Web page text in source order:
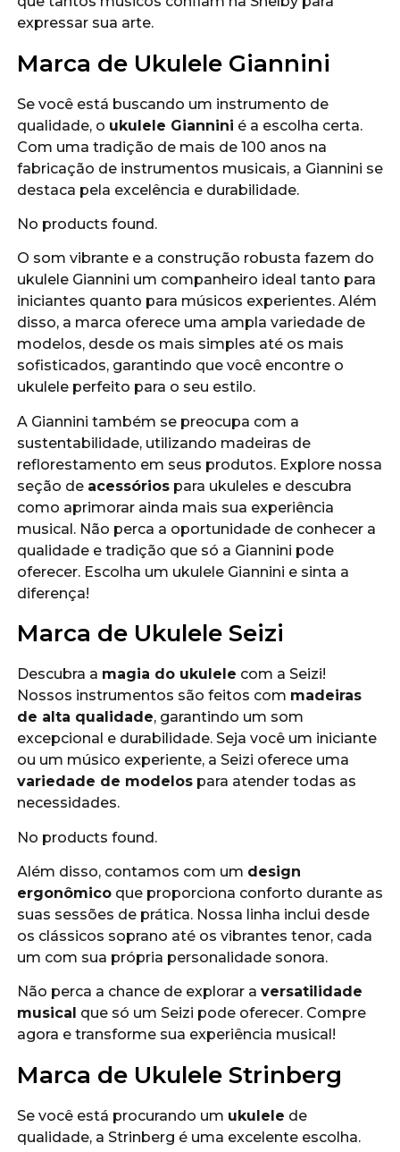
expressar sua arte.
Marca de Ukulele Giannini
Se você está buscando um instrumento de
qualidade, o ukulele Giannini é a escolha certa.
Com uma tradição de mais de 100 anos na
fabricação de instrumentos musicais, a Giannini se
destaca pela excelência e durabilidade.
No products found.
O som vibrante e a construção robusta fazem do
ukulele Giannini um companheiro ideal tanto para
iniciantes quanto para músicos experientes. Além
disso, a marca oferece uma ampla variedade de
modelos, desde os mais simples até os mais
sofisticados, garantindo que você encontre o
ukulele perfeito para o seu estilo.
A Giannini também se preocupa com a
sustentabilidade, utilizando madeiras de
reflorestamento em seus produtos. Explore nossa
seção de acessóriospara ukuleles e descubra
como aprimorar ainda mais sua experiência
musical. Não perca a oportunidade de conhecer a
qualidade e tradição que só a Giannini pode
oferecer. Escolha um ukulele Giannini e sinta a
diferença!
Marca de Ukulele Seizi
Descubra a magia do ukulele com a Seizi!
Nossos instrumentos são feitos com madeiras
de alta qualidade, garantindo um som
excepcional e durabilidade. Seja você um iniciante
ou um músico experiente, a Seizi oferece uma
variedade de modelospara atender todas as
necessidades.
No products found.
Além disso, contamos com um design
ergonômicoque proporciona conforto durante as
suas sessões de prática. Nossa linha inclui desde
os clássicos soprano até os vibrantes tenor, cada
um com sua própria personalidade sonora.
Não perca a chance de explorar a versatilidade
musical que só um Seizi pode oferecer. Compre
agora e transforme sua experiência musical!
Marca de Ukulele Strinberg
Se você está procurando um ukulele de
qualidade, a Strinberg é uma excelente escolha.